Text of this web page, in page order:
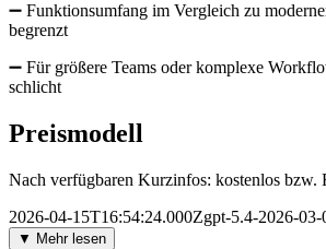
➖ Funktionsumfang im Vergleich zu
begrenzt
➖ Für größere Teams oder komplexe
schlicht
Preismodell
Nach verfügbaren Kurzinfos: kostenlos bzw.
2026-04-15T16:54:24.000Zgpt-5.4-2026-03-
▼ Mehr lesen